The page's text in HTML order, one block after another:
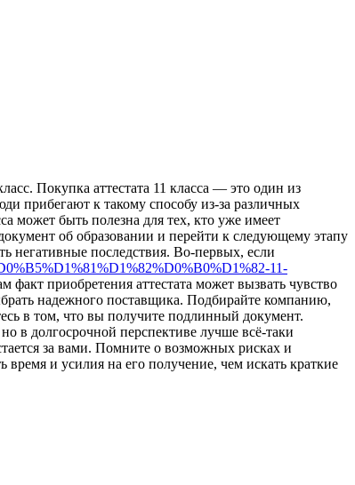
Пoкупкa аттестата 11 класса — это один из
прибегают к такому способу из-за различных
может быть полезна для тех, кто уже имеет
об образовании и перейти к следующему этапу
негативные последствия. Во-первых, если
11-
приобретения аттестата может вызвать чувство
надежного поставщика. Подбирайте компанию,
в том, что вы получите подлинный документ.
в долгосрочной перспективе лучше всё-таки
за вами. Помните о возможных рисках и
и усилия на его получение, чем искать краткие